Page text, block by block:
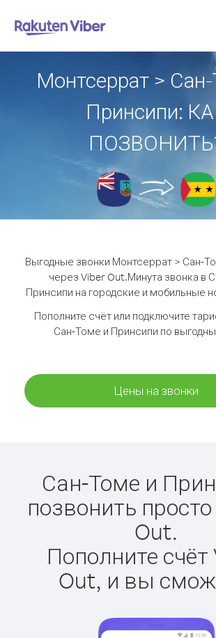
Монтсеррат >
Принсипи:
Выгодные звонки Монтсеррат > Сан-
через Viber Out.Минута звонка в
Принсипи на городские и мобильные
Пополните счёт или подключите
Сан-Томе и Принсипи по
Цены на звонки
Сан-Томе и
позвонить
Out.
Пополните
Out, и вы